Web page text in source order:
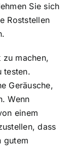
Sie sich
Roststellen
zu machen,
testen.
Geräusche,
Wenn
einem
dass
gutem